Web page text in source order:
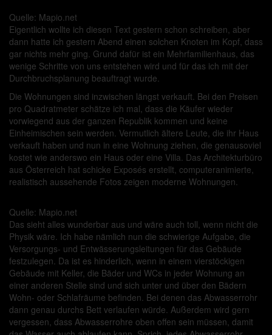
Quelle: Mapio.net
Eigentlich wollte ich diesen Text gestern schon schreiben, aber
dann hatte ich gestern Abend einen solchen Knoten im Kopf, dass
gar nichts mehr ging. Grund dafür ist ein Mehrfamilienhaus, das
wenige Schritte von uns entstehen wird und für das ich mit der
Durchbruchsplanung beauftragt wurde.
Die Wohnungen sind inzwischen längst verkauft. Bei den Preisen
pro Quadratmeter schätze ich mal, dass die Käufer wieder
vorwiegend aus der ganzen Republik kommen und keine
Einheimischen sein werden. Vermutlich ältere Leute, die ihr Haus
verkauft haben und nun in eine Wohnung ziehen, die genausoviel
kostet wie anderswo ein Haus oder eine Villa. Das Architekturbüro
aus Österreich hat schicke Exposés erstellt, computeranimierte,
realistisch aussehende Fotos zeigen moderne Wohnungen.
Quelle: Mapio.net
Das sieht alles wunderbar aus und wäre auch toll, wenn nicht die
Physik wäre. Ich habe nämlich nun die schwierige Aufgabe, die
Versorgungs- und Entwässerungsleitungen für das Gebäude
festzulegen. Da ist es hinderlich, wenn in einem vierstöckigen
Gebäude mit Keller, die Bäder und WCs in jeder Wohnung an
einer anderen Stelle sind und sich unter und über den Bädern
Wohn- oder Schlafräume befinden. Bei denen das Abwasserrohr
dann genau durchs Bett verlaufen würde. Außerdem wird gern
vergessen, dass Abwasserrohre oben offen sein müssen, damit